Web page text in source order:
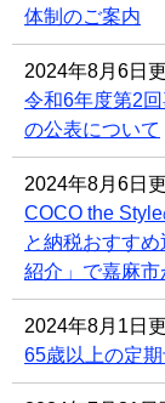
体制のご案内
2024年8月6日
令和6年度第2
の公表について
2024年8月6日
COCO the
と納税おすす
紹介」で嘉麻市
2024年8月1日
65歳以上の定